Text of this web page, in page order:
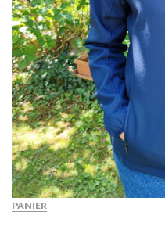
PANIER